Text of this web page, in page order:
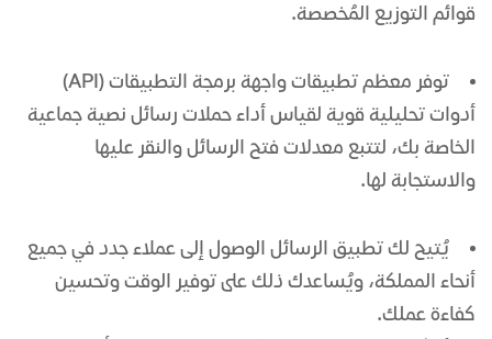
قوائم التوزيع المُخصصة.
توفر معظم تطبيقات واجهة برمجة التطبيقات (API)
أدوات تحليلية قوية لقياس أداء حملات رسائل نصية جماعية
الخاصة بك، لتتبع معدلات فتح الرسائل والنقر عليها
والاستجابة لها.
يُتيح لكتطبيق الرسائل الوصول إلى عملاء جدد في جميع
أنحاء المملكة، ويُساعدك ذلك على توفير الوقت وتحسين
كفاءة عملك.